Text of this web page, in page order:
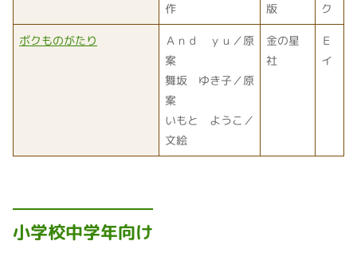
作
版
ク
ボクものがたり
Ａｎｄ ｙｕ／原
案
舞坂 ゆき子／原
案
いもと ようこ／
文絵
金の星
社
Ｅ
イ
小学校中学年向け